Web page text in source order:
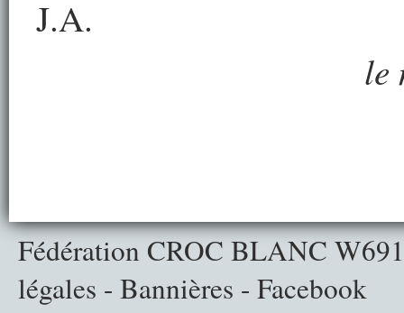
J.A.
le
Fédération CROC BLANC
légales - Bannières - Facebook